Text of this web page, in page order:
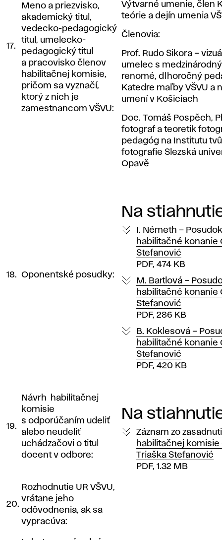
17.
Meno a priezvisko,
akademický titul,
vedecko-pedagogický
titul, umelecko-
pedagogický titul
a pracovisko členov
habilitačnej komisie,
pričom sa vyznačí,
ktorý z nich je
zamestnancom VŠVU:
Výtvarné umenie, člen
teórie a dejín umenia
Členovia:
Prof. Rudo Sikora –
umelec s
renomé, dlhoročný
Katedre maľby VŠVU a
umení v Košiciach
Doc. Tomáš Pospěch,
fotograf a teoretik
pedagóg na Institutu
fotografie Slezská
Opavě
18. Oponentské posudky:
Na
I. Németh –
habilitačné konanie
Stefanović
PDF, 474 KB
M. Bartlová –
habilitačné konanie
Stefanović
PDF, 286 KB
B. Koklesová –
habilitačné konanie
Stefanović
PDF, 420 KB
19.
Návrh habilitačnej
komisie
s odporúčaním udeliť
alebo neudeliť
uchádzačovi o titul
docent v odbore:
Na
Záznam zo
habilitačnej komisie
Triaška Stefanović
PDF, 1.32 MB
20.
Rozhodnutie UR VŠVU,
vrátane jeho
odôvodnenia, ak sa
vypracúva: